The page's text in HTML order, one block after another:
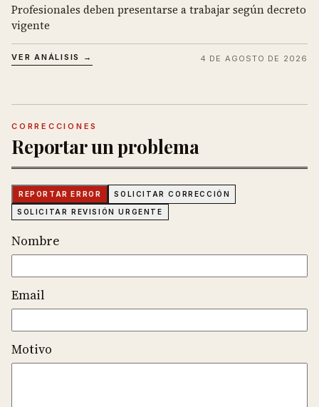
Profesionales deben presentarse a trabajar según decreto
vigente
VER ANÁLISIS → 4 DE AGOSTO DE 2026
CORRECCIONES
Reportar un problema
REPORTAR ERROR SOLICITAR CORRECCIÓN
SOLICITAR REVISIÓN URGENTE
Nombre
Email
Motivo